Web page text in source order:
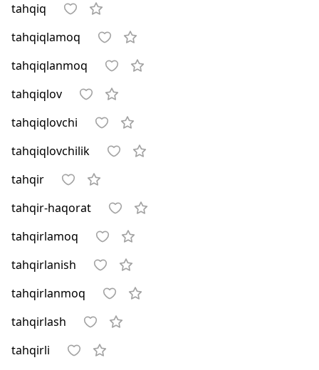
tahqiq
tahqiqlamoq
tahqiqlanmoq
tahqiqlov
tahqiqlovchi
tahqiqlovchilik
tahqir
tahqir-haqorat
tahqirlamoq
tahqirlanish
tahqirlanmoq
tahqirlash
tahqirli